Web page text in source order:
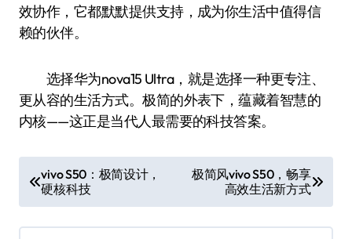
效协作，它都默默提供支持，成为你生活中值得信
赖的伙伴。
选择华为nova15 Ultra，就是选择一种更专注、
更从容的生活方式。极简的外表下，蕴藏着智慧的
内核——这正是当代人最需要的科技答案。
章
导
vivo S50：极简设计，
硬核科技
极简风vivo S50，畅享
高效生活新方式